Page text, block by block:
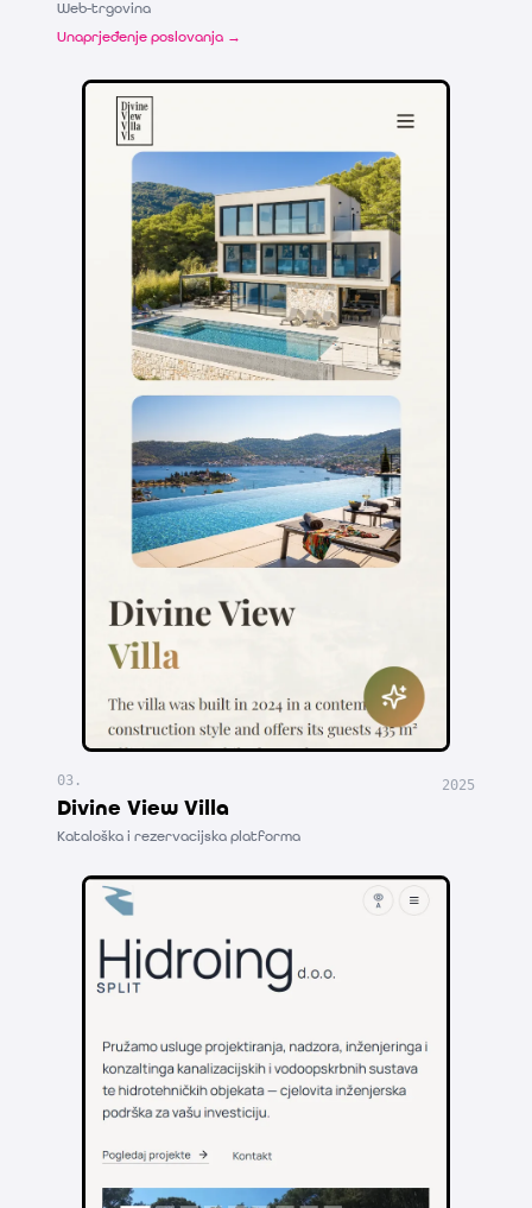
Web-trgovina
Unaprjeđenje poslovanja →
03 .
Divine View Villa
Kataloška i rezervacijska platforma
2025